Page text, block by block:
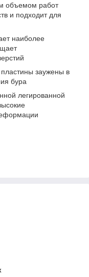
объемом работ
и подходит для
наиболее
заужены в
бура
легированной